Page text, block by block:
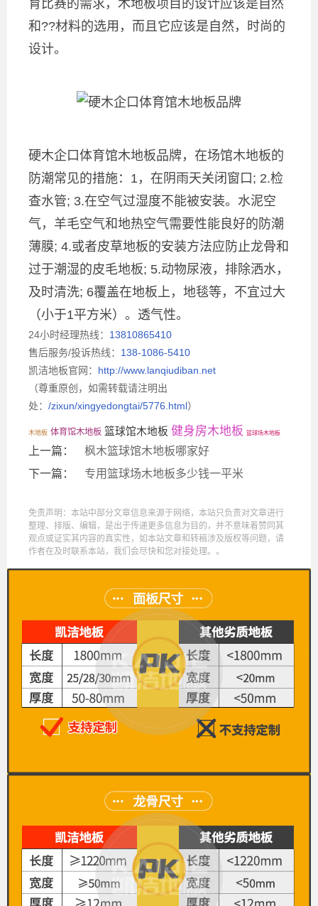
育比赛的需求，木地板项目的设计应该是自然
和??材料的选用，而且它应该是自然，时尚的
设计。
硬木企口体育馆木地板品牌，在场馆木地板的
防潮常见的措施：1，在阴雨天关闭窗口; 2.检
查水管; 3.在空气过湿度不能被安装。水泥空
气，羊毛空气和地热空气需要性能良好的防潮
薄膜; 4.或者皮草地板的安装方法应防止龙骨和
过于潮湿的皮毛地板; 5.动物尿液，排除洒水，
及时清洗; 6覆盖在地板上，地毯等，不宜过大
（小于1平方米）。透气性。
24小时经理热线： 13810865410
售后服务/投诉热线： 138-1086-5410
凯洁地板官网： http://www.lanqiudiban.net
（尊重原创，如需转载请注明出
处： /zixun/xingyedongtai/5776.html）
木地板 体育馆木地板 篮球馆木地板 健身房木地板 篮球场木地板
上一篇：
枫木篮球馆木地板哪家好
下一篇：
专用篮球场木地板多少钱一平米
免责声明：本站中部分文章信息来源于网络，本站只负责对文章进行
整理、排版、编辑，是出于传递更多信息为目的，并不意味着赞同其
观点或证实其内容的真实性，如本站文章和转稿涉及版权等问题，请
作者在及时联系本站，我们会尽快和您对接处理。。